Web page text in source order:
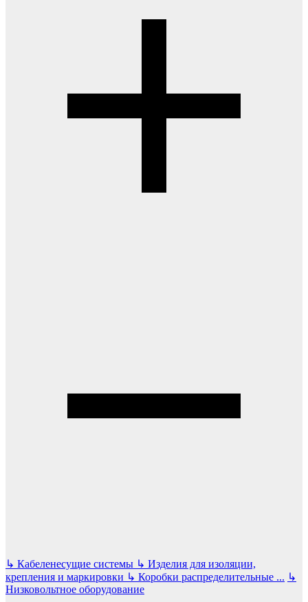
↳ Кабеленесущие системы ↳ Изделия для изоляции,
крепления и маркировки ↳ Коробки распределительные ... ↳
Низковольтное оборудование